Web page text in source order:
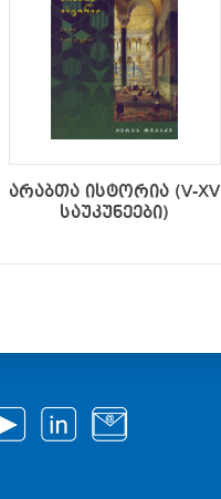
არაბთა ისტორია (V-XV
საუკუნეები)